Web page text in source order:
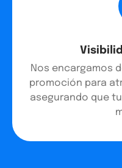
Nos encargamos
promoción para
asegurando que